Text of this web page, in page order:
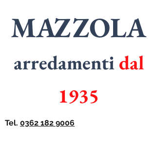
MAZZOLA
arredamentidal
1935
Tel. 0362 182 9006